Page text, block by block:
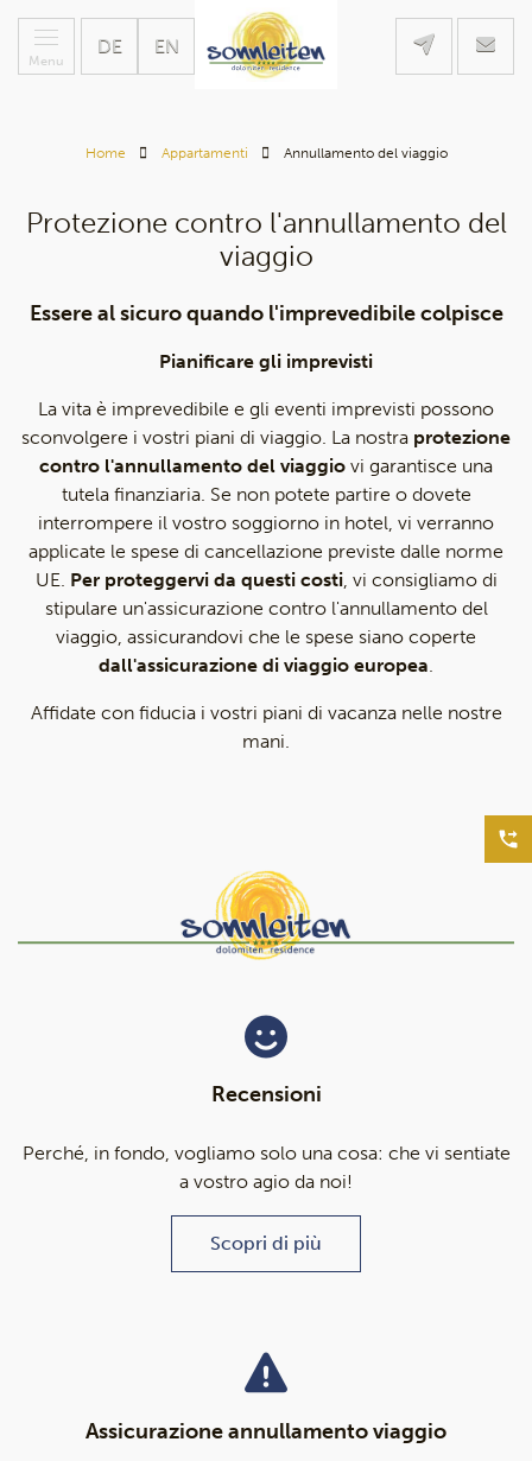
Menu
DE EN
Home Appartamenti Annullamento del viaggio
Protezione contro l'annullamento del
viaggio
Essere al sicuro quando l'imprevedibile colpisce
Pianificare gli imprevisti
La vita è imprevedibile e gli eventi imprevisti possono
sconvolgere i vostri piani di viaggio. La nostra protezione
contro l'annullamento del viaggio vi garantisce una
tutela finanziaria. Se non potete partire o dovete
interrompere il vostro soggiorno in hotel, vi verranno
applicate le spese di cancellazione previste dalle norme
UE. Per proteggervi da questi costi, vi consigliamo di
stipulare un'assicurazione contro l'annullamento del
viaggio, assicurandovi che le spese siano coperte
dall'assicurazione di viaggio europea.
Affidate con fiducia i vostri piani di vacanza nelle nostre
mani.
Recensioni
Perché, in fondo, vogliamo solo una cosa: che vi sentiate
a vostro agio da noi!
Scopri di più
Assicurazione annullamento viaggio